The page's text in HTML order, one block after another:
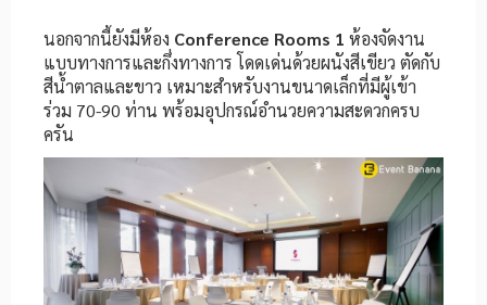
นอกจากนี้ยังมีห้อง Conference Rooms 1 ห้องจัดงาน
แบบทางการและกึ่งทางการ โดดเด่นด้วยผนังสีเขียว ตัดกับ
สีน้ำตาลและขาว เหมาะสำหรับงานขนาดเล็กที่มีผู้เข้า
ร่วม 70-90 ท่าน พร้อมอุปกรณ์อำนวยความสะดวกครบ
ครัน